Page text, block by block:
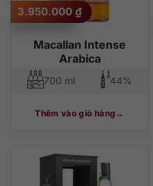
Macallan Intense
Arabica
3.950.000 ₫
700 ml 44%
Thêm vào giỏ hàng